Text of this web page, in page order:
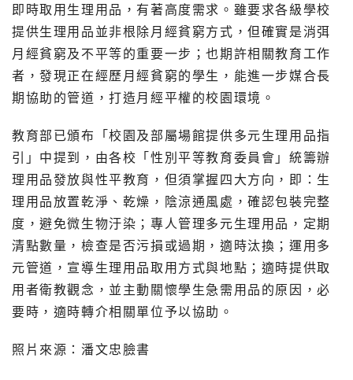
即時取用生理用品，有著高度需求。雖要求各級學校
提供生理用品並非根除月經貧窮方式，但確實是消弭
月經貧窮及不平等的重要一步；也期許相關教育工作
者，發現正在經歷月經貧窮的學生，能進一步媒合長
期協助的管道，打造月經平權的校園環境。
教育部已頒布「校園及部屬場館提供多元生理用品指
引」中提到，由各校「性別平等教育委員會」統籌辦
理用品發放與性平教育，但須掌握四大方向，即：生
理用品放置乾淨、乾燥，陰涼通風處，確認包裝完整
度，避免微生物汙染；專人管理多元生理用品，定期
清點數量，檢查是否污損或過期，適時汰換；運用多
元管道，宣導生理用品取用方式與地點；適時提供取
用者衛教觀念，並主動關懷學生急需用品的原因，必
要時，適時轉介相關單位予以協助。
照片來源：潘文忠臉書